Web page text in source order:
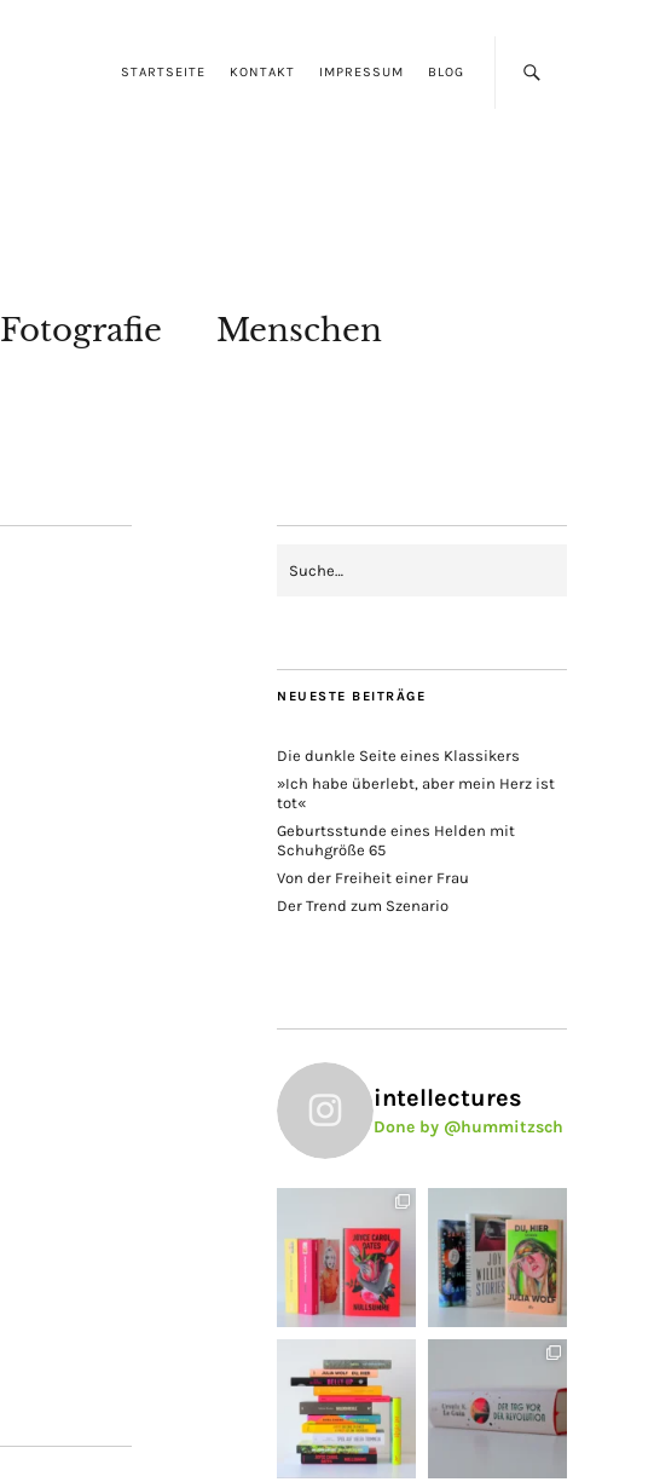
STARTSEITE KONTAKT IMPRESSUM BLOG
Fotografie Menschen
NEUESTE BEITRÄGE
Die dunkle Seite eines Klassikers
»Ich habe überlebt, aber mein Herz ist
tot«
Geburtsstunde eines Helden mit
Schuhgröße 65
Von der Freiheit einer Frau
Der Trend zum Szenario
intellectures
Done by @hummitzsch